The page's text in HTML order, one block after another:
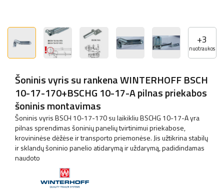
+3
nuotraukos
Šoninis vyris su rankena WINTERHOFF BSCH
10-17-170+BSCHG 10-17-A pilnas priekabos
šoninis montavimas
Šoninis vyris BSCH 10-17-170 su laikikliu BSCHG 10-17-A yra
pilnas sprendimas šoninių panelių tvirtinimui priekabose,
krovininėse dėžėse ir transporto priemonėse. Jis užtikrina stabilų
ir sklandų šoninio panelio atidarymą ir uždarymą, padidindamas
naudoto